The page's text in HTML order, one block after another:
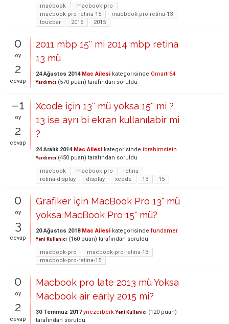
macbook
macbook-pro
macbook-pro-retina-15
macbook-pro-retina-13
toucbar
2016 2015
0
oy
2
cevap
2011 mbp 15'' mi 2014 mbp retina
13 mü
24 Ağustos 2014 Mac Ailesi kategorisinde Omartr64
Yardımcı (570 puan) tarafından soruldu
–1
oy
2
cevap
Xcode için 13'' mü yoksa 15'' mi ?
13 ise ayrı bi ekran kullanılabir mi
?
24 Aralık 2014 Mac Ailesi kategorisinde ibrahimstein
Yardımcı (450 puan) tarafından soruldu
macbook
macbook-pro
retina
retina-display
display xcode 13 15
0
oy
3
cevap
Grafiker için MacBook Pro 13" mü
yoksa MacBook Pro 15" mü?
20 Ağustos 2018 Mac Ailesi kategorisinde fundamer
Yeni Kullanıcı (160 puan) tarafından soruldu
macbook-pro
macbook-pro-retina-13
macbook-pro-retina-15
0
oy
2
cevap
Macbook pro late 2013 mü Yoksa
Macbook air early 2015 mi?
30 Temmuz 2017 ynezerberk Yeni Kullanıcı (120 puan)
tarafından soruldu